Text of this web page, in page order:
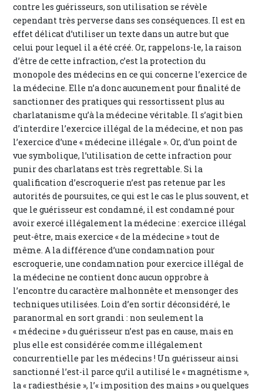
contre les guérisseurs, son utilisation se révèle
cependant très perverse dans ses conséquences. Il est en
effet délicat d’utiliser un texte dans un autre but que
celui pour lequel il a été créé. Or, rappelons-le, la raison
d’être de cette infraction, c’est la protection du
monopole des médecins en ce qui concerne l’exercice de
la médecine. Elle n’a donc aucunement pour finalité de
sanctionner des pratiques qui ressortissent plus au
charlatanisme qu’à la médecine véritable. Il s’agit bien
d’interdire l’exercice illégal de la médecine, et non pas
l’exercice d’une « médecine illégale ». Or, d’un point de
vue symbolique, l’utilisation de cette infraction pour
punir des charlatans est très regrettable. Si la
qualification d’escroquerie n’est pas retenue par les
autorités de poursuites, ce qui est le cas le plus souvent, et
que le guérisseur est condamné, il est condamné pour
avoir exercé illégalement la médecine : exercice illégal
peut-être, mais exercice « de la médecine » tout de
même. A la différence d’une condamnation pour
escroquerie, une condamnation pour exercice illégal de
la médecine ne contient donc aucun opprobre à
l’encontre du caractère malhonnête et mensonger des
techniques utilisées. Loin d’en sortir déconsidéré, le
paranormal en sort grandi : non seulement la
« médecine » du guérisseur n’est pas en cause, mais en
plus elle est considérée comme illégalement
concurrentielle par les médecins ! Un guérisseur ainsi
sanctionné l’est-il parce qu’il a utilisé le « magnétisme »,
la « radiesthésie », l’« imposition des mains » ou quelques